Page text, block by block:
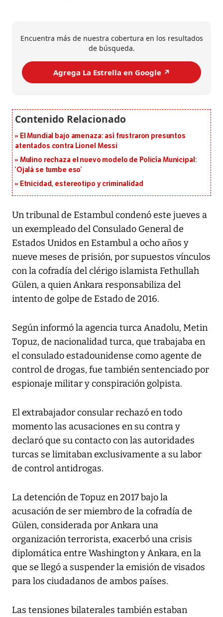
Encuentra más de nuestra cobertura en los resultados
de búsqueda.
Agrega La Estrella en Google ↗️
El Mundial bajo amenaza: así frustraron presuntos
atentados contra Lionel Messi
Mulino rechaza el nuevo modelo de Policía Municipal:
‘Ojalá se tumbe eso’
Etnicidad, estereotipo y criminalidad
Un tribunal de Estambul condenó este jueves a
un exempleado del Consulado General de
Estados Unidos en Estambul a ocho años y
nueve meses de prisión, por supuestos vínculos
con la cofradía del clérigo islamista Fethullah
Gülen, a quien Ankara responsabiliza del
intento de golpe de Estado de 2016.
Según informó la agencia turca Anadolu, Metin
Topuz, de nacionalidad turca, que trabajaba en
el consulado estadounidense como agente de
control de drogas, fue también sentenciado por
espionaje militar y conspiración golpista.
El extrabajador consular rechazó en todo
momento las acusaciones en su contra y
declaró que su contacto con las autoridades
turcas se limitaban exclusivamente a su labor
de control antidrogas.
La detención de Topuz en 2017 bajo la
acusación de ser miembro de la cofradía de
Gülen, considerada por Ankara una
organización terrorista, exacerbó una crisis
diplomática entre Washington y Ankara, en la
que se llegó a suspender la emisión de visados
para los ciudadanos de ambos países.
Las tensiones bilaterales también estaban